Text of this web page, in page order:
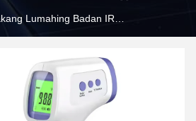
Lumahing Badan IR